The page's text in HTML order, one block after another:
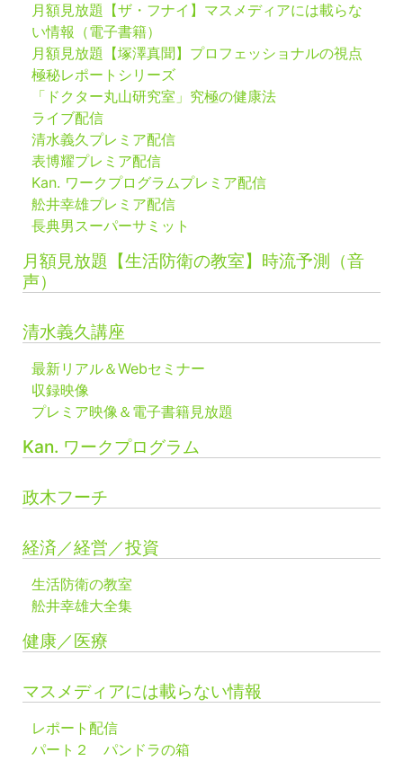
月額見放題【ザ・フナイ】マスメディアには載らな
い情報（電子書籍）
月額見放題【塚澤真聞】プロフェッショナルの視点
極秘レポートシリーズ
「ドクター丸山研究室」究極の健康法
ライブ配信
清水義久プレミア配信
表博耀プレミア配信
Kan. ワークプログラムプレミア配信
舩井幸雄プレミア配信
長典男スーパーサミット
月額見放題【生活防衛の教室】時流予測（音
声）
清水義久講座
最新リアル＆Webセミナー
収録映像
プレミア映像＆電子書籍見放題
Kan. ワークプログラム
政木フーチ
経済／経営／投資
生活防衛の教室
舩井幸雄大全集
健康／医療
マスメディアには載らない情報
レポート配信
パート２ パンドラの箱